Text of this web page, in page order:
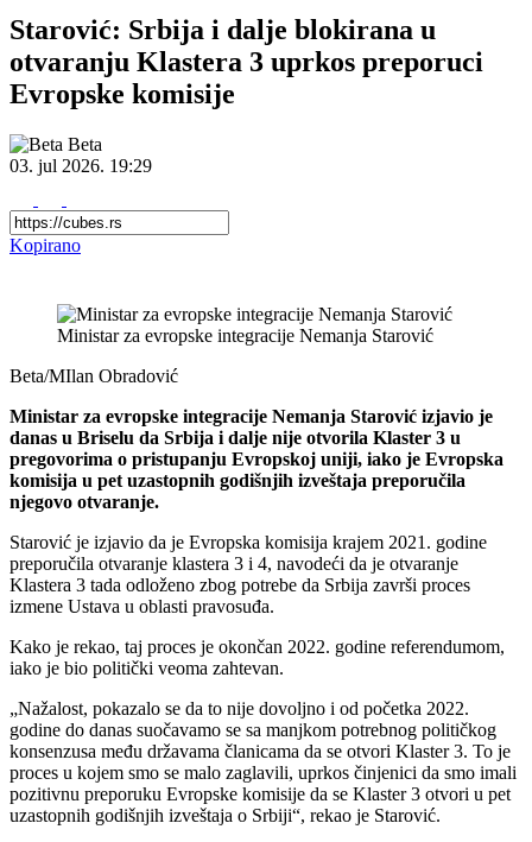
Starović: Srbija i dalje blokirana u
otvaranju Klastera 3 uprkos preporuci
Evropske komisije
Beta
03. jul 2026. 19:29
Kopirano
Ministar za evropske integracije Nemanja Starović
Beta/MIlan Obradović
Ministar za evropske integracije Nemanja Starović izjavio je
danas u Briselu da Srbija i dalje nije otvorila Klaster 3 u
pregovorima o pristupanju Evropskoj uniji, iako je Evropska
komisija u pet uzastopnih godišnjih izveštaja preporučila
njegovo otvaranje.
Starović je izjavio da je Evropska komisija krajem 2021. godine
preporučila otvaranje klastera 3 i 4, navodeći da je otvaranje
Klastera 3 tada odloženo zbog potrebe da Srbija završi proces
izmene Ustava u oblasti pravosuđa.
Kako je rekao, taj proces je okončan 2022. godine referendumom,
iako je bio politički veoma zahtevan.
„Nažalost, pokazalo se da to nije dovoljno i od početka 2022.
godine do danas suočavamo se sa manjkom potrebnog političkog
konsenzusa među državama članicama da se otvori Klaster 3. To je
proces u kojem smo se malo zaglavili, uprkos činjenici da smo imali
pozitivnu preporuku Evropske komisije da se Klaster 3 otvori u pet
uzastopnih godišnjih izveštaja o Srbiji“, rekao je Starović.